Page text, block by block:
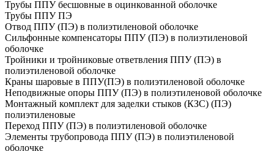
Трубы ППУ бесшовные в оцинкованной оболочке
Трубы ППУ ПЭ
Отвод ППУ (ПЭ) в полиэтиленовой оболочке
Сильфонные компенсаторы ППУ (ПЭ) в полиэтиленовой
оболочке
Тройники и тройниковые ответвления ППУ (ПЭ) в
полиэтиленовой оболочке
Краны шаровые в ППУ(ПЭ) в полиэтиленовой оболочке
Неподвижные опоры ППУ (ПЭ) в полиэтиленовой оболочке
Монтажный комплект для заделки стыков (КЗС) (ПЭ)
полиэтиленовые
Переход ППУ (ПЭ) в полиэтиленовой оболочке
Элементы трубопровода ППУ (ПЭ) в полиэтиленовой
оболочке